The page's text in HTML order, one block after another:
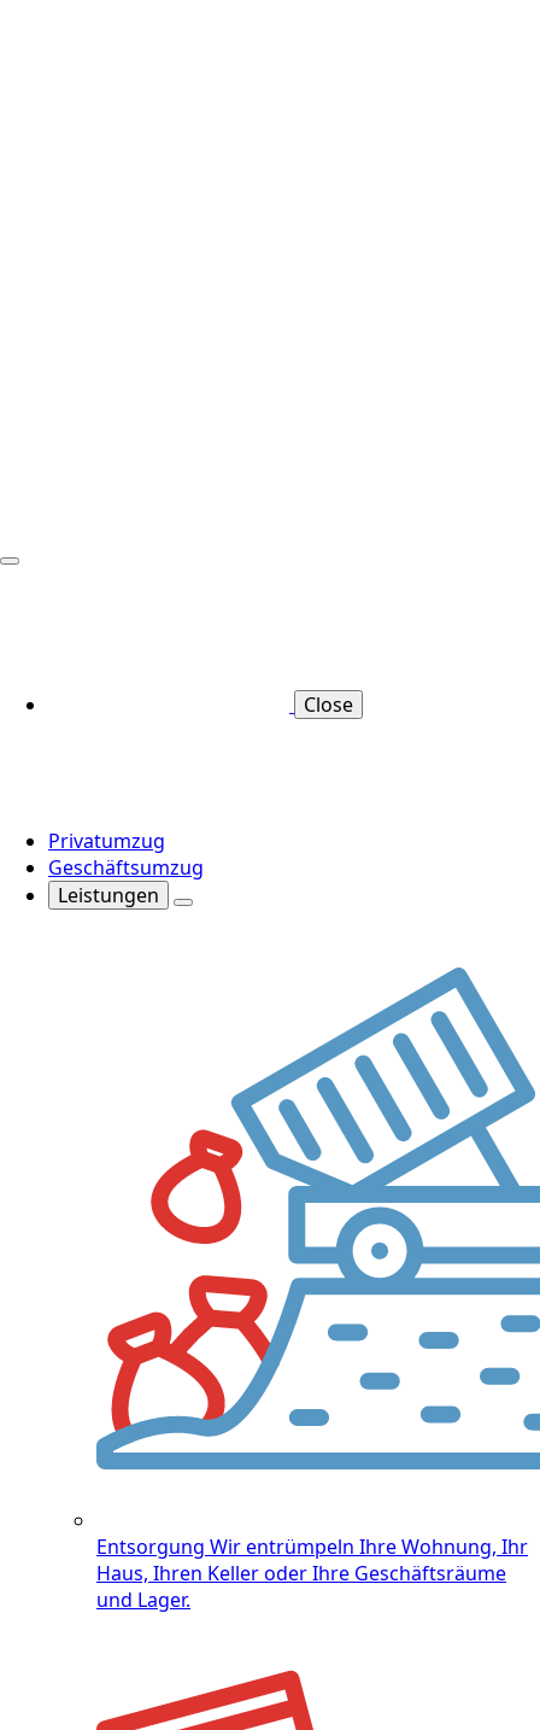
Close
Privatumzug
Geschäftsumzug
Leistungen
Entsorgung Wir entrümpeln Ihre Wohnung, Ihr
Haus, Ihren Keller oder Ihre Geschäftsräume
und Lager.